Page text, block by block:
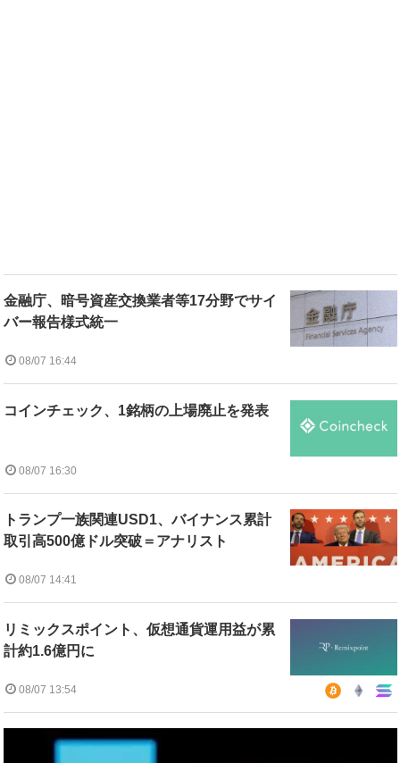
金融庁、暗号資産交換業者等17分野でサイ
バー報告様式統一
08/07 16:44
コインチェック、1銘柄の上場廃止を発表
08/07 16:30
トランプ一族関連USD1、バイナンス累計
取引高500億ドル突破＝アナリスト
08/07 14:41
リミックスポイント、仮想通貨運用益が累
計約1.6億円に
08/07 13:54